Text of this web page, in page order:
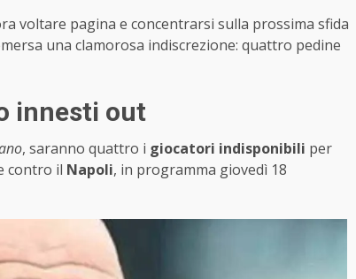
voltare pagina e concentrarsi sulla prossima sfida
una clamorosa indiscrezione: quattro pedine
innesti out
, saranno quattro i giocatori indisponibili per
contro il Napoli, in programma giovedì 18